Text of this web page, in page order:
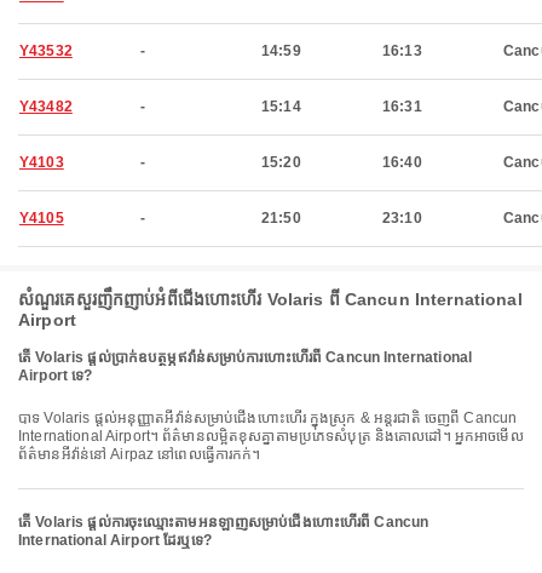
Y43532 - 14:59 16:13
Y43482 - 15:14 16:31
Y4103 - 15:20 16:40
Y4105 - 21:50 23:10
សំណួរគេសួរញឹកញាប់អំពីជើងហោះហើរ Volaris ពី Cancun International
Airport
តើ Volaris ផ្តល់ប្រាក់ឧបត្ថម្ភឥវ៉ាន់សម្រាប់ការហោះហើរពី Cancun International
Airport ទេ?
បាទ Volaris ផ្តល់អនុញ្ញាតអីវ៉ាន់សម្រាប់ជើងហោះហើរ ក្នុងស្រុក & អន្តរជាតិ ចេញពី Cancun
International Airport។ ព័ត៌មានលម្អិតខុសគ្នាតាមប្រភេទសំបុត្រ និងគោលដៅ។ អ្នកអាចមើល
ព័ត៌មានអីវ៉ាន់នៅ Airpaz នៅពេលធ្វើការកក់។
តើ Volaris ផ្តល់ការចុះឈ្មោះតាមអនឡាញសម្រាប់ជើងហោះហើរពី Cancun
International Airport ដែរឬទេ?